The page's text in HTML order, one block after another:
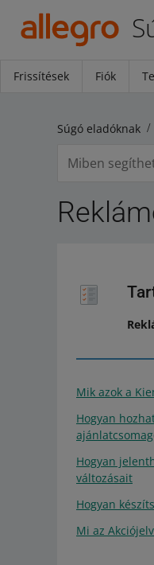
Frissítések Fiók
Súgó eladóknak
Mik azok a
Hogyan
Hogyan
változásait
Hogyan
Mi az